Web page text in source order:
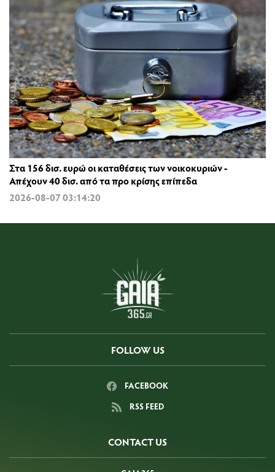
Στα 156 δισ. ευρώ οι καταθέσεις των νοικοκυριών -
Απέχουν 40 δισ. από τα προ κρίσης επίπεδα
2026-08-07 03:14:20
FOLLOW US
FACEBOOK
RSS FEED
CONTACT US